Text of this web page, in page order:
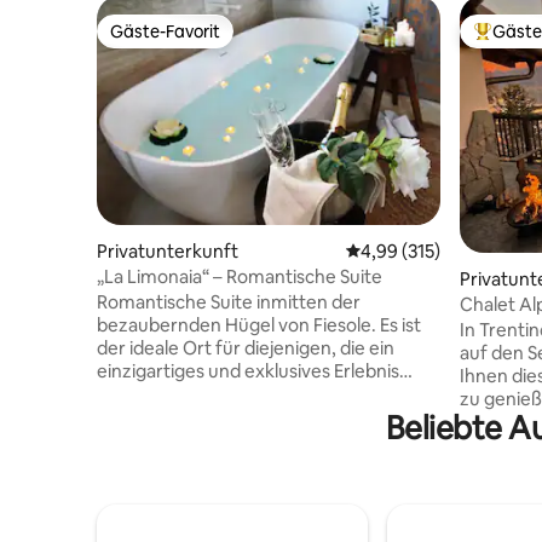
Gäste-Favorit
Gäste-Favorit
Privatunterkunft Durchschnittliche
4,99 (315)
„La Limonaia“ – Romantische Suite
Romantische Suite inmitten der
bezaubernden Hügel von Fiesole. Es ist
der ideale Ort für diejenigen, die ein
einzigartiges und exklusives Erlebnis
unvergessliche Sonnenuntergänge
Chalet
In
auf den
Ihnen
zu
zu
Beliebte